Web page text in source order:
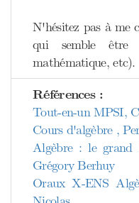
N'hésitez pas à me
qui semble être
mathématique, etc).
Références :
Tout-en-un MPSI,
Cours d'algèbre ,
Algèbre : le grand
Grégory Berhuy
Oraux X-ENS